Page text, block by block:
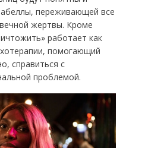
переживающей все
жертвы. Кроме
работает как
помогающий
справиться с
проблемой.